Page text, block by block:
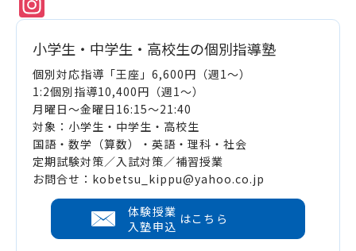
小学生・中学生・高校生の個別指導塾
個別対応指導「王座」6,600円（週1～）
1:2個別指導10,400円（週1～）
月曜日～金曜日16:15～21:40
対象：小学生・中学生・高校生
国語・数学（算数）・英語・理科・社会
定期試験対策／入試対策／補習授業
お問合せ：kobetsu_kippu@yahoo.co.jp
体験授業
入塾申込 はこちら